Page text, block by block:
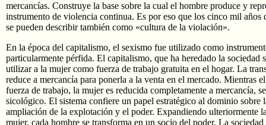
mercancías. Construye la base sobre la cual el hombre produce y
instrumento de violencia continua. Es por eso que los cinco mil
se pueden describir también como «cultura de la violación».
En la época del capitalismo, el sexismo fue utilizado como
particularmente pérfida. El capitalismo, que ha heredado la sociedad
utilizar a la mujer como fuerza de trabajo gratuita en el hogar. La
reduce a mercancía para ponerla a la venta en el mercado. Mientras
fuerza de trabajo, la mujer es reducida completamente a mercancía,
sicológico. El sistema confiere un papel estratégico al dominio sobre
ampliación de la explotación y el poder. Expandiendo ulteriormente
mujer, cada hombre se transforma en un socio del poder. La